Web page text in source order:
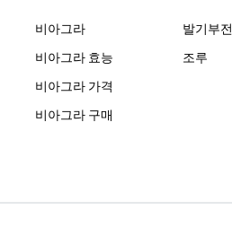
비아그라
비아그라 효능
비아그라 가격
비아그라 구매
발기부전
조루